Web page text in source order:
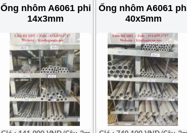
Ống nhôm A6061 phi
14x3mm
Ống nhôm A6061
40x5mm